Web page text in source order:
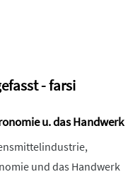
- farsi
u. das Handwerk
und das Handwerk